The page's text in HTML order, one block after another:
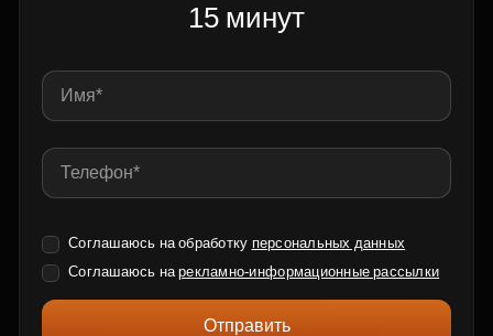
15 минут
Соглашаюсь на обработку персональных данных
Соглашаюсь нарекламно-информационные рассылки
Отправить